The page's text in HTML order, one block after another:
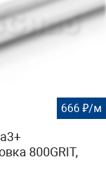
666 ₽/м
800GRIT,